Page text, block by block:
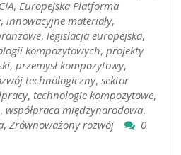
, Europejska Platforma
, innowacyjne materiały,
, legislacja europejska,
kompozytowych, projekty
, przemysł kompozytowy,
technologiczny, sektor
, technologie kompozytowe,
, współpraca międzynarodowa,
, Zrównoważony rozwój
0